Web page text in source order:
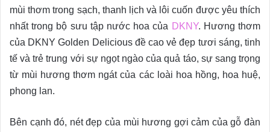
mùi thơm trong sạch, thanh lịch và lôi cuốn được yêu thích
nhất trong bộ sưu tập nước hoa của DKNY. Hương thơm
của DKNY Golden Delicious đề cao vẻ đẹp tươi sáng, tinh
tế và trẻ trung với sự ngọt ngào của quả táo, sự sang trọng
từ mùi hương thơm ngát của các loài hoa hồng, hoa huệ,
phong lan.
Bên cạnh đó, nét đẹp của mùi hương gợi cảm của gỗ đàn